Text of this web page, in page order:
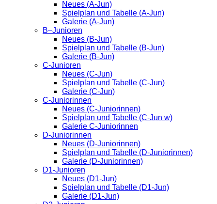
Neues (A-Jun)
Spielplan und Tabelle (A-Jun)
Galerie (A-Jun)
B–Junioren
Neues (B-Jun)
Spielplan und Tabelle (B-Jun)
Galerie (B-Jun)
C-Junioren
Neues (C-Jun)
Spielplan und Tabelle (C-Jun)
Galerie (C-Jun)
C-Juniorinnen
Neues (C-Juniorinnen)
Spielplan und Tabelle (C-Jun w)
Galerie C-Juniorinnen
D-Juniorinnen
Neues (D-Juniorinnen)
Spielplan und Tabelle (D-Juniorinnen)
Galerie (D-Juniorinnen)
D1-Junioren
Neues (D1-Jun)
Spielplan und Tabelle (D1-Jun)
Galerie (D1-Jun)